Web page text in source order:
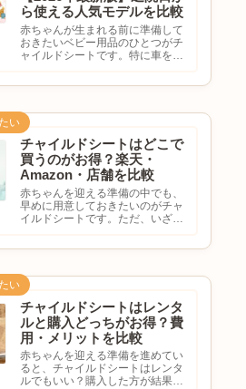
ら使える人気モデルを比較
赤ちゃんが生まれる前に準備して
おきたいベビー用品のひとつがチ
ャイルドシートです。特に車を利
でしょうか。チャイルドシートは
赤...
チャイルドシートはどこで
買うのがお得？楽天・
Amazon・店舗を比較
赤ちゃんを迎える準備の中でも、
早めに用意しておきたいのがチャ
イルドシートです。ただ、いざ購
舗で試してから購入した方が...
チャイルドシートはレンタ
ルと購入どっちがお得？費
用・メリットを比較
赤ちゃんを迎える準備を進めてい
ると、チャイルドシートはレンタ
ルでもいい？購入した方が結果的